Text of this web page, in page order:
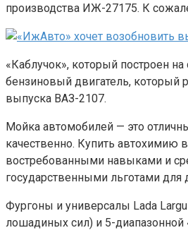
производства ИЖ-27175. К
«Каблучок», который построен
бензиновый двигатель, который
выпуска ВАЗ-2107.
Мойка автомобилей — это
качественно. Купить автохимию
востребованными навыками и
государственными льготами для
Фургоны и универсалы Lada
лошадиных сил) и 5-диапазонной